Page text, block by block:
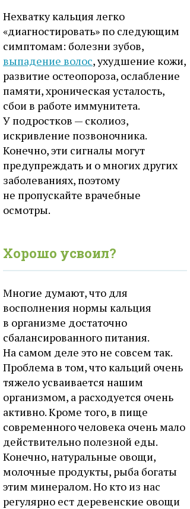
Нехватку кальция легко
«диагностировать» по следующим
симптомам: болезни зубов,
выпадение волос, ухудшение кожи,
развитие остеопороза, ослабление
памяти, хроническая усталость,
сбои в работе иммунитета.
У подростков — сколиоз,
искривление позвоночника.
Конечно, эти сигналы могут
предупреждать и о многих других
заболеваниях, поэтому
не пропускайте врачебные
осмотры.
Хорошо усвоил?
Многие думают, что для
восполнения нормы кальция
в организме достаточно
сбалансированного питания.
На самом деле это не совсем так.
Проблема в том, что кальций очень
тяжело усваивается нашим
организмом, а расходуется очень
активно. Кроме того, в пище
современного человека очень мало
действительно полезной еды.
Конечно, натуральные овощи,
молочные продукты, рыба богаты
этим минералом. Но кто из нас
регулярно ест деревенские овощи